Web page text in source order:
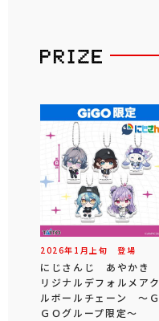
2026年 1 月 上旬 登場
にじさんじ あやかき
リジナルデフォルメア
ルボールチェーン ～Ｇ
ＧＯグループ限定～